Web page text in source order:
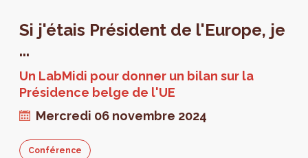
Si j'étais Président de l'Europe, je
...
Un LabMidi pour donner un bilan sur la
Présidence belge de l'UE
Mercredi 06 novembre 2024
Conférence